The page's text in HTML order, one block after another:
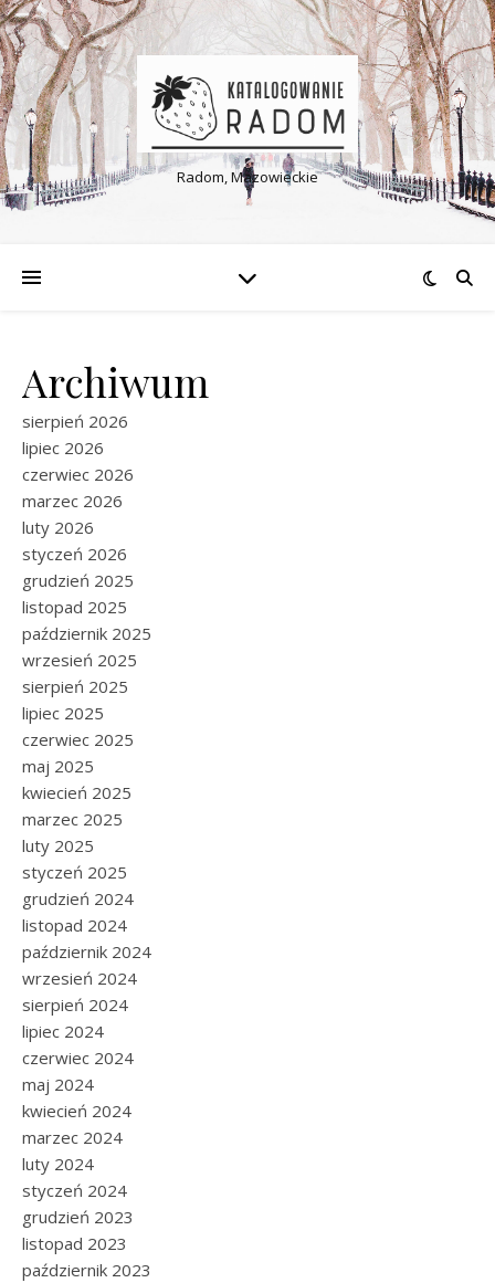
Radom, Mazowieckie
Archiwum
sierpień 2026
lipiec 2026
czerwiec 2026
marzec 2026
luty 2026
styczeń 2026
grudzień 2025
listopad 2025
październik 2025
wrzesień 2025
sierpień 2025
lipiec 2025
czerwiec 2025
maj 2025
kwiecień 2025
marzec 2025
luty 2025
styczeń 2025
grudzień 2024
listopad 2024
październik 2024
wrzesień 2024
sierpień 2024
lipiec 2024
czerwiec 2024
maj 2024
kwiecień 2024
marzec 2024
luty 2024
styczeń 2024
grudzień 2023
listopad 2023
październik 2023